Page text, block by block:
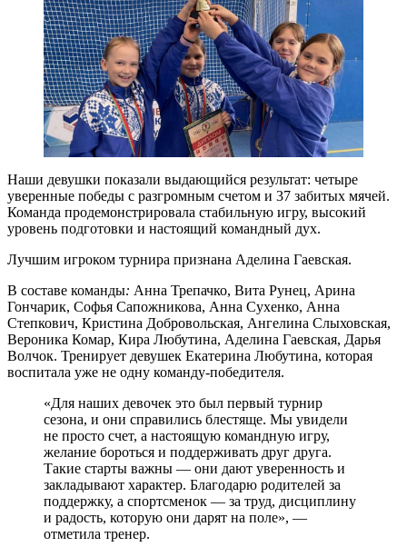
Наши девушки показали выдающийся результат: четыре
уверенные победы с разгромным счетом и 37 забитых мячей.
Команда продемонстрировала стабильную игру, высокий
уровень подготовки и настоящий командный дух.
Лучшим игроком турнира признана Аделина Гаевская.
В составе команды: Анна Трепачко, Вита Рунец, Арина
Гончарик, Софья Сапожникова, Анна Сухенко, Анна
Степкович, Кристина Добровольская, Ангелина Слыховская,
Вероника Комар, Кира Любутина, Аделина Гаевская, Дарья
Волчок. Тренирует девушек Екатерина Любутина, которая
воспитала уже не одну команду-победителя.
«Для наших девочек это был первый турнир
сезона, и они справились блестяще. Мы увидели
не просто счет, а настоящую командную игру,
желание бороться и поддерживать друг друга.
Такие старты важны — они дают уверенность и
закладывают характер. Благодарю родителей за
поддержку, а спортсменок — за труд, дисциплину
и радость, которую они дарят на поле», —
отметила тренер.